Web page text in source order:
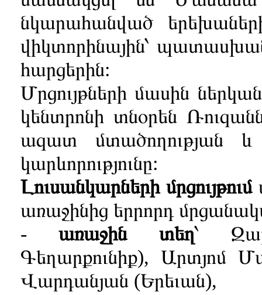
նկարահանված
վիկտորինային՝
հարցերին:
Մրցույթների մասին
կենտրոնի տնօրեն
ազատ մտածողության և
կարևորությունը:
Լուսանկարների մրցույթում
առաջինից երրորդ
-առաջին տեղ՝
Գեղարքունիք), Արտյոմ
Վարդանյան (Երեւան),